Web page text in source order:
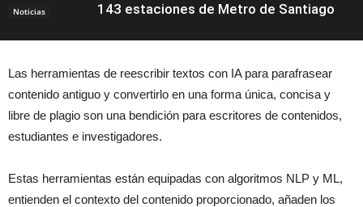
Noticias
143 estaciones de Metro de Santiago
Las herramientas de reescribir textos con IA para parafrasear
contenido antiguo y convertirlo en una forma única, concisa y
libre de plagio son una bendición para escritores de contenidos,
estudiantes e investigadores.
Estas herramientas están equipadas con algoritmos NLP y ML,
entienden el contexto del contenido proporcionado, añaden los